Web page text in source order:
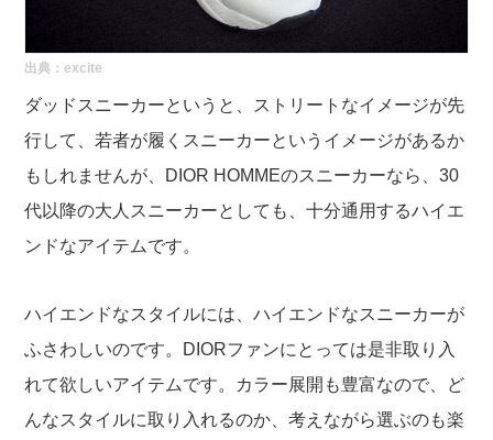
出典：excite
ダッドスニーカーというと、ストリートなイメージが先
行して、若者が履くスニーカーというイメージがあるか
もしれませんが、DIOR HOMMEのスニーカーなら、30
代以降の大人スニーカーとしても、十分通用するハイエ
ンドなアイテムです。
ハイエンドなスタイルには、ハイエンドなスニーカーが
ふさわしいのです。DIORファンにとっては是非取り入
れて欲しいアイテムです。カラー展開も豊富なので、ど
んなスタイルに取り入れるのか、考えながら選ぶのも楽